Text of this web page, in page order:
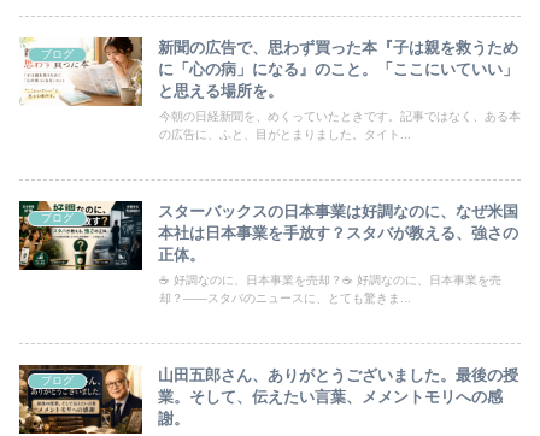
ブログ
新聞の広告で、思わず買った本『子は親を救うため
に「心の病」になる』のこと。「ここにいていい」
と思える場所を。
今朝の日経新聞を、めくっていたときです。記事ではなく、ある本
の広告に、ふと、目がとまりました。タイト...
ブログ
スターバックスの日本事業は好調なのに、なぜ米国
本社は日本事業を手放す？スタバが教える、強さの
正体。
☕ 好調なのに、日本事業を売却？☕ 好調なのに、日本事業を売
却？――スタバのニュースに、とても驚きま...
ブログ
山田五郎さん、ありがとうございました。最後の授
業。そして、伝えたい言葉、メメントモリへの感
謝。